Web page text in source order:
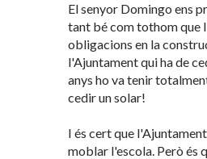
El senyor Domingo ens
tant bé com tothom que
obligacions en la
l'Ajuntament qui ha de
anys ho va tenir
cedir un solar!
I és cert que
moblar l'escola. Però és